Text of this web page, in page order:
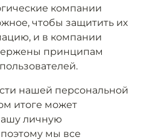
компании
чтобы защитить их
и в компании
принципам
нашей персональной
итоге может
личную
мы все